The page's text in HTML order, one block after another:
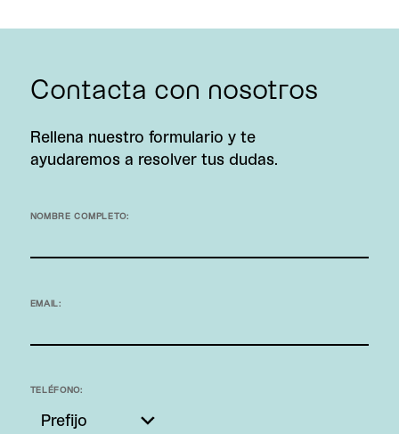
Contacta con nosotros
Rellena nuestro formulario y te
ayudaremos a resolver tus dudas.
NOMBRE COMPLETO:
EMAIL:
TELÉFONO: